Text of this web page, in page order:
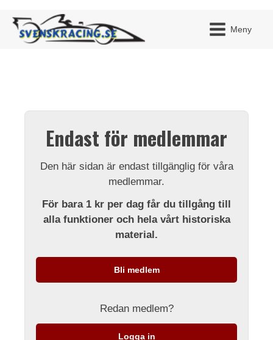
Meny
Endast för medlemmar
Den här sidan är endast tillgänglig för våra
medlemmar.
För bara 1 kr per dag får du tillgång till
alla funktioner och hela vårt historiska
material.
Bli medlem
Redan medlem?
Logga in